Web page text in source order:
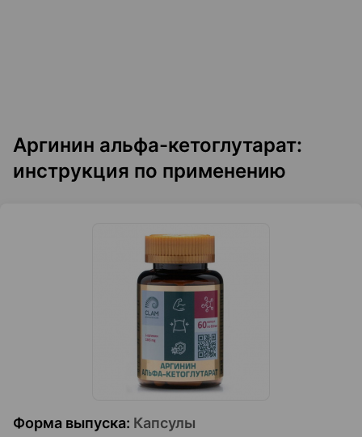
Аргинин альфа-кетоглутарат:
инструкция по применению
Форма выпуска: Капсулы